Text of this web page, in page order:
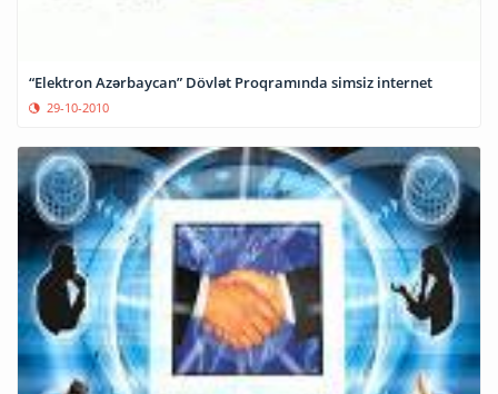
“Elektron Azərbaycan” Dövlət Proqramında simsiz internet
29-10-2010